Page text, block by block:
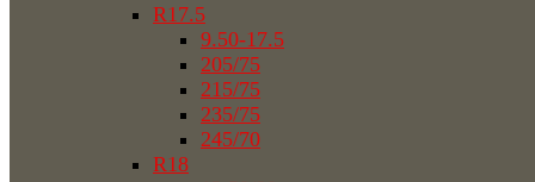
R17.5
9.50-17.5
205/75
215/75
235/75
245/70
R18